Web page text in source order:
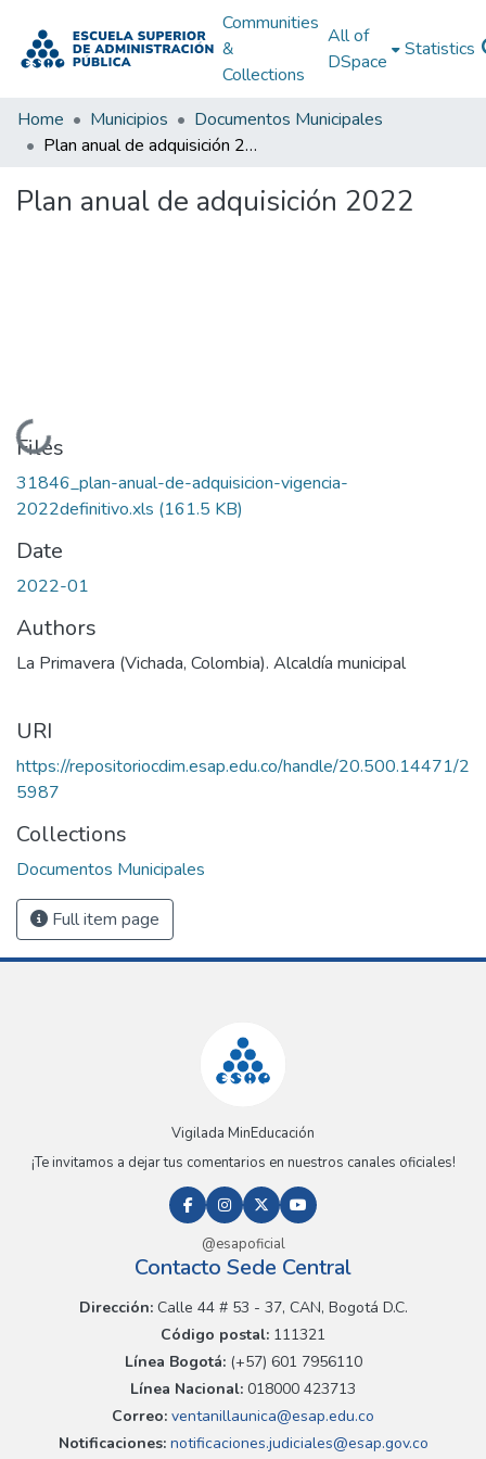
Communities
&
Collections
All of
DSpace
Statistics
Home Municipios
Documentos Municipales
Plan anual de adquisición 2022
Plan anual de adquisición 2022
Loading...
Files
31846_plan-anual-de-adquisicion-vigencia-
2022definitivo.xls (161.5 KB)
Date
2022-01
Authors
La Primavera (Vichada, Colombia). Alcaldía municipal
URI
https://repositoriocdim.esap.edu.co/handle/20.500.14471/2
5987
Collections
Documentos Municipales
Full item page
Vigilada MinEducación
¡Te invitamos a dejar tus comentarios en nuestros canales oficiales!
@esapoficial
Contacto Sede Central
Dirección:Calle 44 # 53 - 37, CAN, Bogotá D.C.
Código postal: 111321
Línea Bogotá:(+57) 601 7956110
Línea Nacional: 018000 423713
Correo: ventanillaunica@esap.edu.co
Notificaciones:notificaciones.judiciales@esap.gov.co